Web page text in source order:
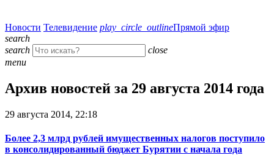
Новости Телевидение play_circle_outlineПрямой эфир
search
search
close
menu
Архив новостей за 29 августа 2014 года
29 августа 2014, 22:18
Более 2,3 млрд рублей имущественных налогов поступило
в консолидированный бюджет Бурятии с начала года